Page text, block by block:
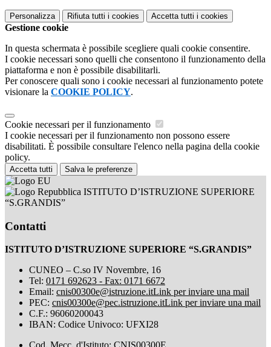
Personalizza Rifiuta tutti i cookies Accetta tutti i cookies
Gestione cookie
In questa schermata è possibile scegliere quali cookie consentire.
I cookie necessari sono quelli che consentono il funzionamento della
piattaforma e non è possibile disabilitarli.
Per conoscere quali sono i cookie necessari al funzionamento potete
visionare la COOKIE POLICY.
Cookie necessari per il funzionamento
I cookie necessari per il funzionamento non possono essere
disabilitati. È possibile consultare l'elenco nella pagina della cookie
policy.
Accetta tutti Salva le preferenze
ISTITUTO D’ISTRUZIONE SUPERIORE
“S.GRANDIS”
Contatti
ISTITUTO D’ISTRUZIONE SUPERIORE “S.GRANDIS”
CUNEO – C.so IV Novembre, 16
Tel: 0171 692623 - Fax: 0171 6672
Email: cnis00300e@istruzione.itLink per inviare una mail
PEC: cnis00300e@pec.istruzione.itLink per inviare una mail
C.F.: 96060200043
IBAN: Codice Univoco: UFXI28